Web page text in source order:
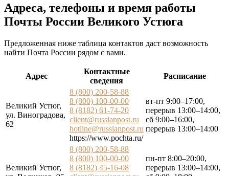
Адреса, телефоны и время работы
Почты России Великого Устюга
Предложенная ниже таблица контактов даст возможность
найти Почта России рядом с вами.
Адрес
Контактные
сведения
Расписание
Великий Устюг,
ул. Виноградова,
62
8 (800) 200-58-88
8 (800) 100-00-00
8 (8182) 61-74-20
client@russianpost.ru
hotline@russianpost.ru
https://www.pochta.ru/
вт-пт 9:00–17:00,
перерыв 13:00–14:00,
сб 9:00–16:00,
перерыв 13:00–14:00
Великий Устюг,
8 (800) 200-58-88
8 (800) 100-00-00
8 (8182) 45-16-08
пн-пт 8:00–20:00,
перерыв 13:00–14:00,